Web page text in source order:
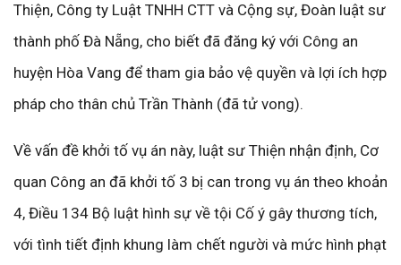
Thiện, Công ty Luật TNHH CTT và Cộng sự, Đoàn luật sư
thành phố Đà Nẵng, cho biết đã đăng ký với Công an
huyện Hòa Vang để tham gia bảo vệ quyền và lợi ích hợp
pháp cho thân chủ Trần Thành (đã tử vong).
Về vấn đề khởi tố vụ án này, luật sư Thiện nhận định, Cơ
quan Công an đã khởi tố 3 bị can trong vụ án theo khoản
4, Điều 134 Bộ luật hình sự về tội Cố ý gây thương tích,
với tình tiết định khung làm chết người và mức hình phạt